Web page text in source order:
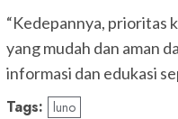
“Kedepannya, prioritas
yang mudah dan aman
informasi dan edukasi
Tags: luno